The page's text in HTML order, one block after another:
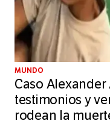
MUNDO
Caso
testimonios y
rodean la